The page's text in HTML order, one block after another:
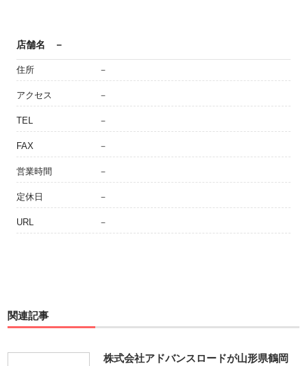
店舗名 －
住所 －
アクセス －
TEL －
FAX －
営業時間 －
定休日 －
URL －
関連記事
株式会社アドバンスロードが山形県鶴岡